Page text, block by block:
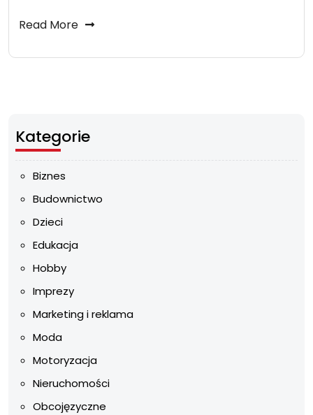
Read More
Kategorie
Biznes
Budownictwo
Dzieci
Edukacja
Hobby
Imprezy
Marketing i reklama
Moda
Motoryzacja
Nieruchomości
Obcojęzyczne